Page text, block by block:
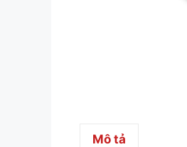
Mô tả